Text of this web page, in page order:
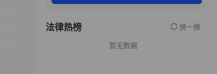
法律热榜 换一换
暂无数据